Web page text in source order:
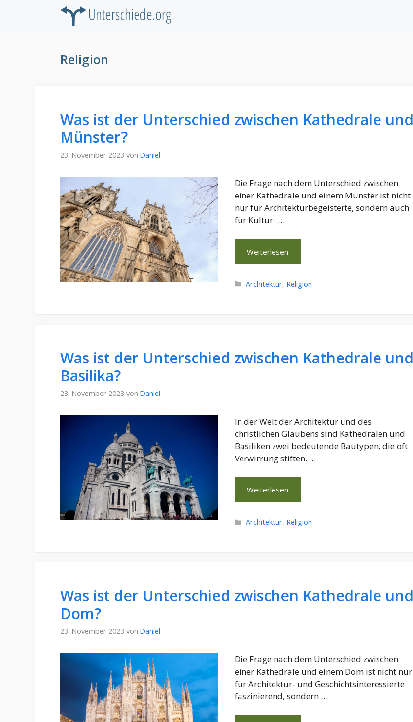
Religion
Was ist der Unterschied zwischen Kathedrale und
Münster?
23. November 2023 von Daniel
Die Frage nach dem Unterschied zwischen
einer Kathedrale und einem Münster ist nicht
nur für Architekturbegeisterte, sondern auch
für Kultur- …
Weiterlesen
Kategorien
Architektur, Religion
Was ist der Unterschied zwischen Kathedrale und
Basilika?
23. November 2023 von Daniel
In der Welt der Architektur und des
christlichen Glaubens sind Kathedralen und
Basiliken zwei bedeutende Bautypen, die oft
Verwirrung stiften. …
Weiterlesen
Kategorien
Architektur, Religion
Was ist der Unterschied zwischen Kathedrale und
Dom?
23. November 2023 von Daniel
Die Frage nach dem Unterschied zwischen
einer Kathedrale und einem Dom ist nicht nur
für Architektur- und Geschichtsinteressierte
faszinierend, sondern …